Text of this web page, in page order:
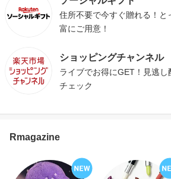
住所不要で今すぐ贈れる！と
富にご用意！
ショッピングチャンネル
ライブでお得にGET！見逃
チェック
Rmagazine